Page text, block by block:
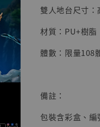
【店
NT$ 1,870
雙人地台尺寸
材質：PU+樹脂
體數：限量108
備註：
包裝含彩盒、編